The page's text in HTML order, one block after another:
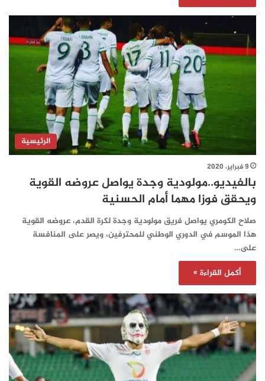
الرئيسية
9 فبراير، 2020
بالفيديو..مولودية وجدة يواصل عروضه القوية
ويحقق فوزا مهما أمام الحسنية
صلاح الكومري يواصل فريق مولودية وجدة لكرة القدم، عروضه القوية
هذا الموسم في الدوري الوطني للمحترفين، ويصر على المنافسة
على…
أكمل القراءة »